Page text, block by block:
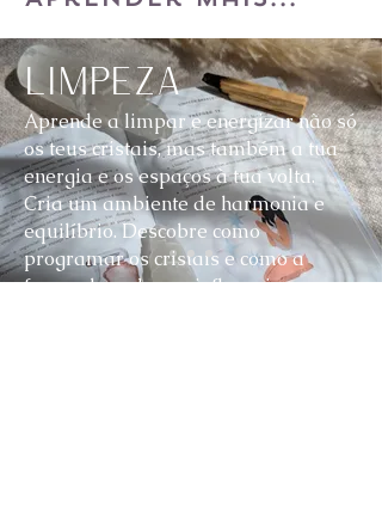
Limpeza
Aprende a limpar e energizar não só
os teus cristais, mas também a tua
energia e os espaços à tua volta.
Cria um ambiente de harmonia e
equilíbrio. Descobre como
programar os cristais e como a
forma de cada um influencia a sua